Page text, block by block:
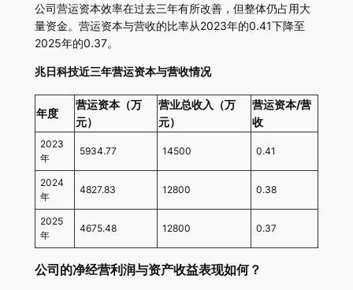
公司营运资本效率在过去三年有所改善，但整体仍占用大
量资金。营运资本与营收的比率从2023年的0.41下降至
2025年的0.37。
兆日科技近三年营运资本与营收情况
年度
营运资本（万
元）
营业总收入（万
元）
营运资本/营
收
2023
年
5934.77 14500 0.41
2024
年
4827.83 12800 0.38
2025
年
4675.48 12800 0.37
公司的净经营利润与资产收益表现如何？